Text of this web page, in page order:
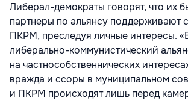
Либерал-демократы говорят, что их
партнеры по альянсу поддерживают
ПКРМ, преследуя личные интересы.
либерально-коммунистический
на частнособственнических
вражда и ссоры в муниципальном
и ПКРМ происходят лишь перед